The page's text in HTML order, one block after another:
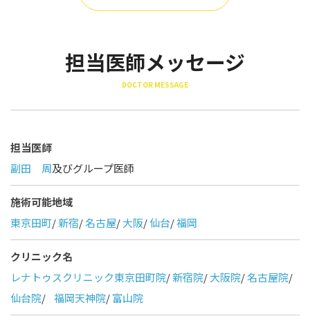
東京
担当医師メッセージ
DOCTOR MESSAGE
担当医師
副田 周及びグループ医師
施術可能地域
東京田町/新宿/名古屋/大阪/仙台/福岡
クリニック名
レナトゥスクリニック東京田町院/新宿院/大阪院/名古屋院/
仙台院/ 福岡天神院/富山院